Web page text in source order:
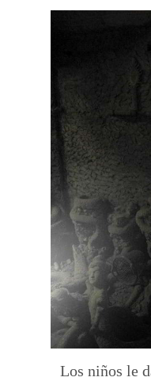
Los niños le